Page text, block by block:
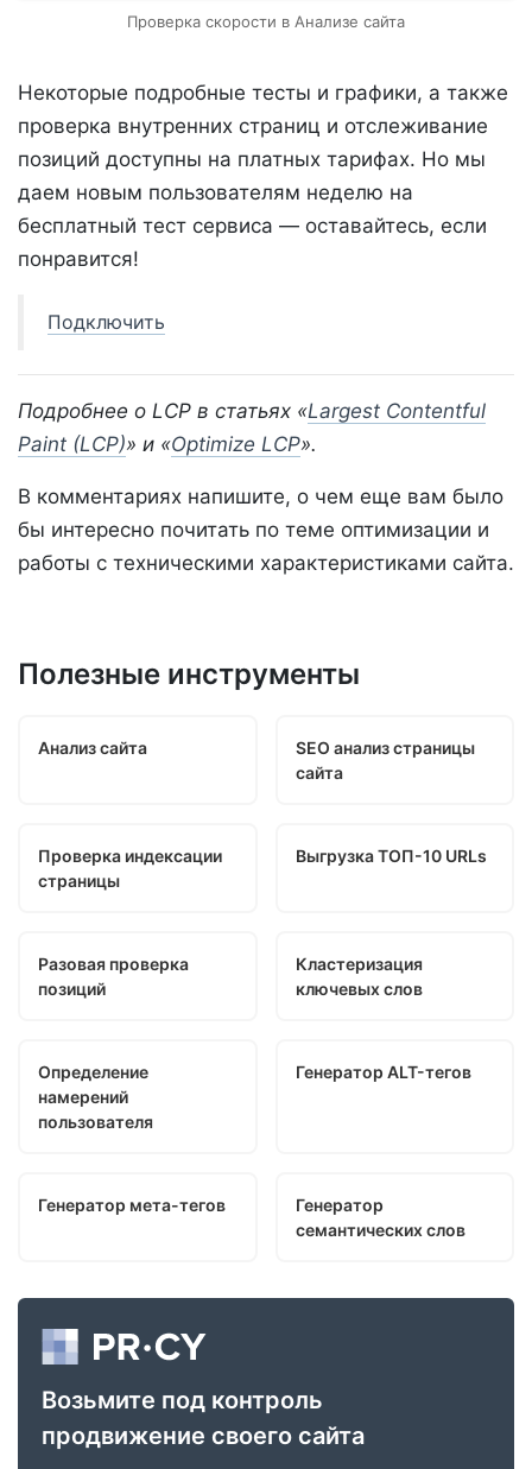
Проверка скорости в Анализе сайта
Некоторые подробные тесты и графики, а также
проверка внутренних страниц и отслеживание
позиций доступны на платных тарифах. Но мы
даем новым пользователям неделю на
бесплатный тест сервиса — оставайтесь, если
понравится!
Подключить
Подробнее о LCP в статьях «Largest Contentful
Paint (LCP)» и «Optimize LCP».
В комментариях напишите, о чем еще вам было
бы интересно почитать по теме оптимизации и
работы с техническими характеристиками сайта.
Полезные инструменты
Анализ сайта
SEO анализ страницы
сайта
Проверка индексации
страницы
Выгрузка ТОП-10 URLs
Разовая проверка
позиций
Кластеризация
ключевых слов
Определение
намерений
пользователя
Генератор ALT-тегов
Генератор мета-тегов
Генератор
семантических слов
Возьмите под контроль
продвижение своего сайта